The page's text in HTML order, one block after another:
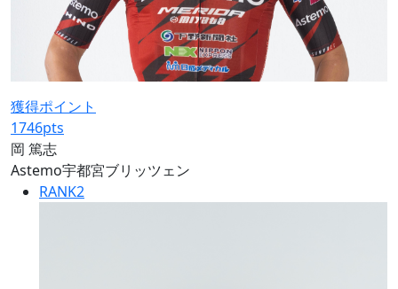
獲得ポイント
1746pts
岡 篤志
Astemo宇都宮ブリッツェン
RANK2